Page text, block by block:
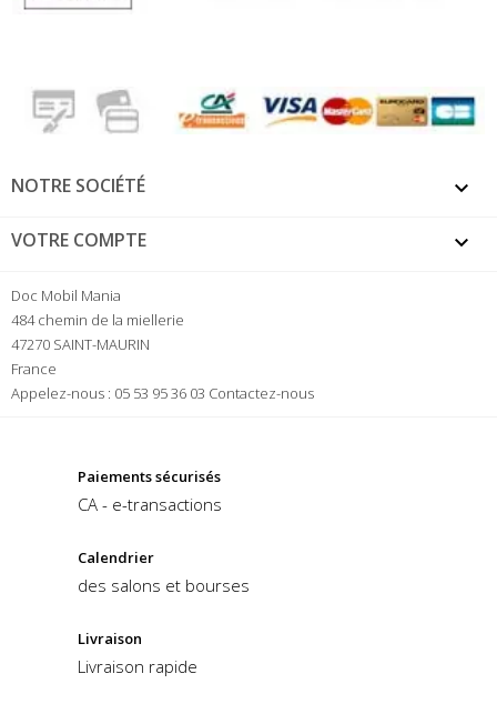
NOTRE SOCIÉTÉ 
VOTRE COMPTE 
Doc Mobil Mania
484 chemin de la miellerie
47270 SAINT-MAURIN
France
Appelez-nous : 05 53 95 36 03 Contactez-nous
Paiements sécurisés
CA - e-transactions
Calendrier
des salons et bourses
Livraison
Livraison rapide